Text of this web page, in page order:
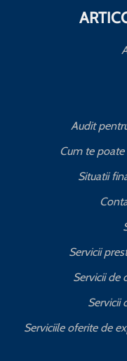
Audit
Cum te
Situatii
Servicii
Servicii de
Servicii
Serviciile oferite de